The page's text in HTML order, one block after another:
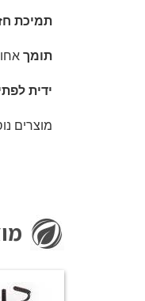
תמיכת
תומך
ידית
מוצרים